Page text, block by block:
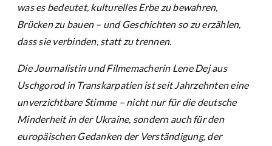
was es bedeutet, kulturelles Erbe zu bewahren,
Brücken zu bauen – und Geschichten so zu erzählen,
dass sie verbinden, statt zu trennen.
Die Journalistin und Filmemacherin Lene Dej aus
Uschgorod in Transkarpatien ist seit Jahrzehnten eine
unverzichtbare Stimme – nicht nur für die deutsche
Minderheit in der Ukraine, sondern auch für den
europäischen Gedanken der Verständigung, der